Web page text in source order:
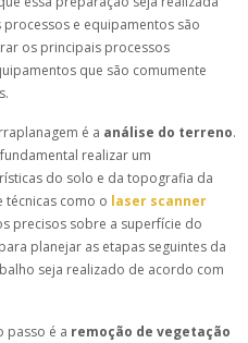
e equipamentos são
os principais processos
que são comumente
é a análise do terreno.
realizar um
do solo e da topografia da
técnicas como o laser scanner
precisos sobre a superfície do
planejar as etapas seguintes da
seja realizado de acordo com
passo é a remoção de vegetação